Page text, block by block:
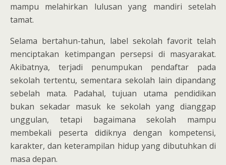
mampu melahirkan lulusan yang mandiri setelah
tamat.
Selama bertahun-tahun, label sekolah favorit telah
menciptakan ketimpangan persepsi di masyarakat.
Akibatnya, terjadi penumpukan pendaftar pada
sekolah tertentu, sementara sekolah lain dipandang
sebelah mata. Padahal, tujuan utama pendidikan
bukan sekadar masuk ke sekolah yang dianggap
unggulan, tetapi bagaimana sekolah mampu
membekali peserta didiknya dengan kompetensi,
karakter, dan keterampilan hidup yang dibutuhkan di
masa depan.